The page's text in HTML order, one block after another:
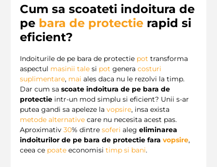
Cum sa scoateti indoitura de
pe bara de protectie rapid si
eficient?
Indoiturile de pe bara de protectie pot transforma
aspectul masinii tale si pot genera costuri
suplimentare, mai ales daca nu le rezolvi la timp.
Dar cum sa scoate indoitura de pe bara de
protectie intr-un mod simplu si eficient? Unii s-ar
putea gandi sa apeleze la vopsire, insa exista
metode alternative care nu necesita acest pas.
Aproximativ 30% dintre soferi aleg eliminarea
indoiturilor de pe bara de protectie fara vopsire,
ceea ce poate economisi timp si bani.